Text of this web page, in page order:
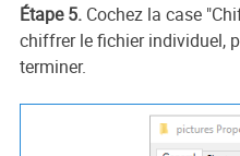
Étape 5. Cochez la case
chiffrer le fichier individuel,
terminer.